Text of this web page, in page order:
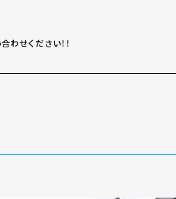
せください！！